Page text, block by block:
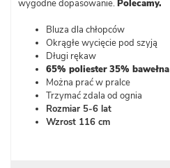
wygodne dopasowanie.Polecamy.
Bluza dla chłopców
Okrągłe wycięcie pod szyją
Długi rękaw
65% poliester 35% bawełna
Można prać w pralce
Trzymać zdala od ognia
Rozmiar 5-6 lat
Wzrost 116 cm